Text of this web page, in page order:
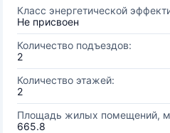
Класс энергетической
Не присвоен
Количество подъездов:
2
Количество этажей:
2
Площадь жилых помещений,
665.8